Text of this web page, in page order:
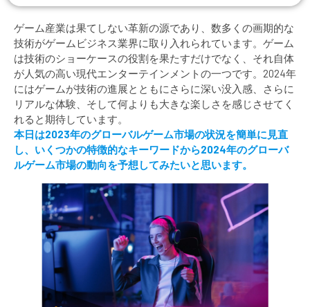
ゲーム産業は果てしない革新の源であり、数多くの画期的な
技術がゲームビジネス業界に取り入れられています。ゲーム
は技術のショーケースの役割を果たすだけでなく、それ自体
が人気の高い現代エンターテインメントの一つです。2024年
にはゲームが技術の進展とともにさらに深い没入感、さらに
リアルな体験、そして何よりも大きな楽しさを感じさせてく
れると期待しています。
本日は2023年のグローバルゲーム市場の状況を簡単に見直
し、いくつかの特徴的なキーワードから2024年のグローバ
ルゲーム市場の動向を予想してみたいと思います。